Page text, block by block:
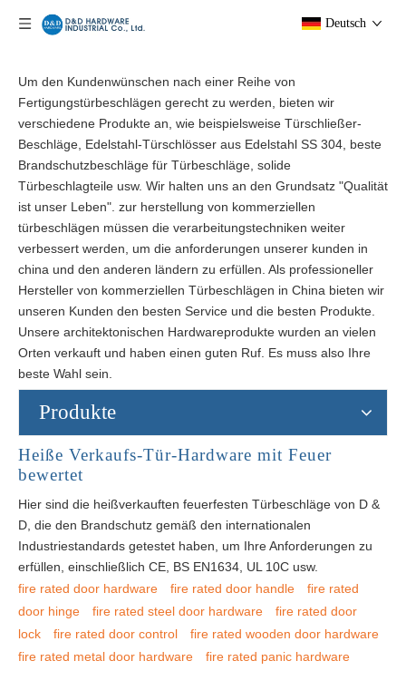
Deutsch
Um den Kundenwünschen nach einer Reihe von
Fertigungstürbeschlägen gerecht zu werden, bieten wir
verschiedene Produkte an, wie beispielsweise Türschließer-
Beschläge, Edelstahl-Türschlösser aus Edelstahl SS 304, beste
Brandschutzbeschläge für Türbeschläge, solide
Türbeschlagteile usw. Wir halten uns an den Grundsatz "Qualität
ist unser Leben". zur herstellung von kommerziellen
türbeschlägen müssen die verarbeitungstechniken weiter
verbessert werden, um die anforderungen unserer kunden in
china und den anderen ländern zu erfüllen. Als professioneller
Hersteller von kommerziellen Türbeschlägen in China bieten wir
unseren Kunden den besten Service und die besten Produkte.
Unsere architektonischen Hardwareprodukte wurden an vielen
Orten verkauft und haben einen guten Ruf. Es muss also Ihre
beste Wahl sein.
Produkte
Heiße Verkaufs-Tür-Hardware mit Feuer
bewertet
Hier sind die heißverkauften feuerfesten Türbeschläge von D &
D, die den Brandschutz gemäß den internationalen
Industriestandards getestet haben, um Ihre Anforderungen zu
erfüllen, einschließlich CE, BS EN1634, UL 10C usw.
fire rated door hardware
fire rated door handle
fire rated
door hinge
fire rated steel door hardware
fire rated door
lock
fire rated door control
fire rated wooden door hardware
fire rated metal door hardware
fire rated panic hardware